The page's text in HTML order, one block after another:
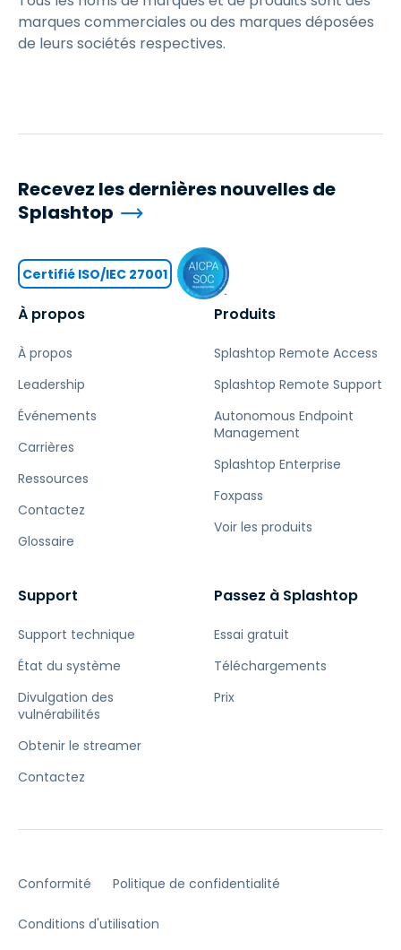
marques commerciales ou des marques déposées
de leurs sociétés respectives.
À propos
À propos
Leadership
Événements
Carrières
Ressources
Contactez
Glossaire
Produits
Splashtop Remote Access
Splashtop Remote Support
Autonomous Endpoint
Management
Splashtop Enterprise
Foxpass
Voir les produits
Support
Support technique
État du système
Divulgation des
vulnérabilités
Obtenir le streamer
Contactez
Passez à Splashtop
Essai gratuit
Téléchargements
Prix
Recevez les dernières nouvelles de
Splashtop
Certifié ISO/IEC 27001
Conformité Politique de confidentialité
Conditions d'utilisation